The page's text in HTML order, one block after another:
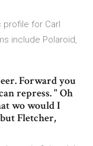
profile for Carl
include Polaroid,
Forward you
repress. " Oh
wo would I
Fletcher,